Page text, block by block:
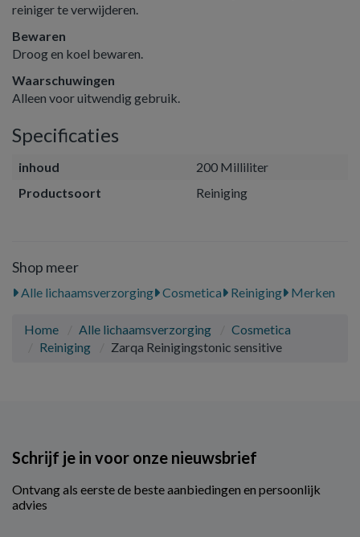
reiniger te verwijderen.
Bewaren
Droog en koel bewaren.
Waarschuwingen
Alleen voor uitwendig gebruik.
Specificaties
inhoud
200 Milliliter
Productsoort
Reiniging
Shop meer
Alle lichaamsverzorging Cosmetica Reiniging Merken
Home Alle lichaamsverzorging
Cosmetica
Reiniging
Zarqa Reinigingstonic sensitive
Schrijf je in voor onze nieuwsbrief
Ontvang als eerste de beste aanbiedingen en persoonlijk
advies